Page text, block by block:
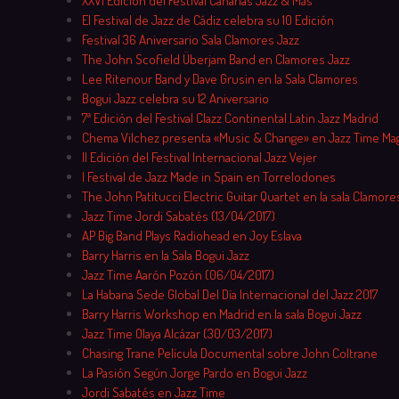
El Festival de Jazz de Cádiz celebra su 10 Edición
Festival 36 Aniversario Sala Clamores Jazz
The John Scofield Überjam Band en Clamores Jazz
Lee Ritenour Band y Dave Grusin en la Sala Clamores
Bogui Jazz celebra su 12 Aniversario
7ª Edición del Festival Clazz Continental Latin Jazz Madrid
Chema Vilchez presenta «Music & Change» en Jazz Time
II Edición del Festival Internacional Jazz Vejer
I Festival de Jazz Made in Spain en Torrelodones
The John Patitucci Electric Guitar Quartet en la sala
Jazz Time Jordi Sabatés (13/04/2017)
AP Big Band Plays Radiohead en Joy Eslava
Barry Harris en la Sala Bogui Jazz
Jazz Time Aarón Pozón (06/04/2017)
La Habana Sede Global Del Día Internacional del Jazz 2017
Barry Harris Workshop en Madrid en la sala Bogui Jazz
Jazz Time Olaya Alcázar (30/03/2017)
Chasing Trane Película Documental sobre John Coltrane
La Pasión Según Jorge Pardo en Bogui Jazz
Jordi Sabatés en Jazz Time